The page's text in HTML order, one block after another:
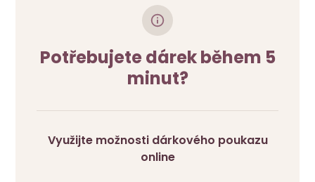
Potřebujete dárek během 5
minut?
Využijte možnosti dárkového poukazu
online